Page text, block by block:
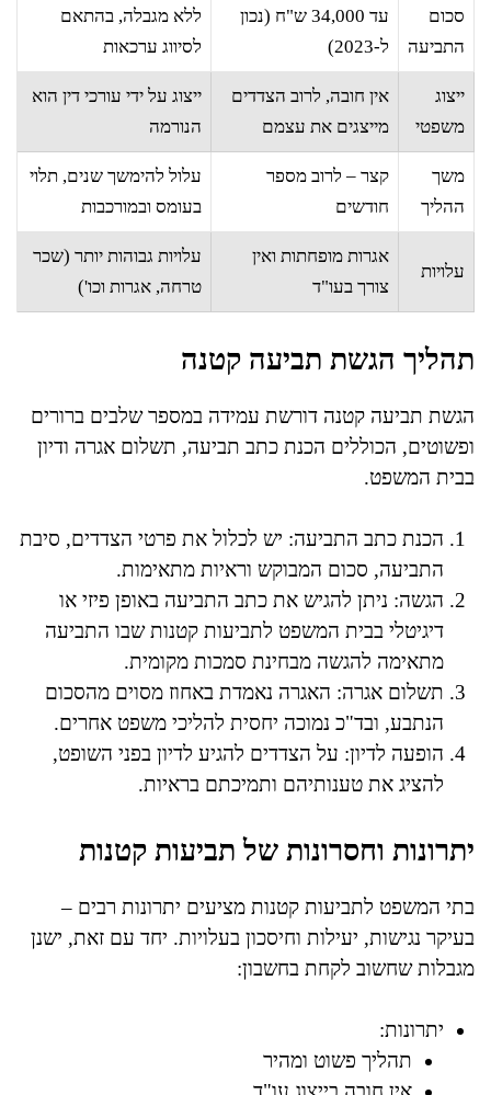
סכום
התביעה
עד 34,000 ש"ח (נכון
ל-2023)
ללא מגבלה, בהתאם
לסיווג ערכאות
ייצוג
משפטי
אין חובה, לרוב הצדדים
מייצגים את עצמם
ייצוג על ידי עורכי דין הוא
הנורמה
משך
ההליך
קצר – לרוב מספר
חודשים
עלול להימשך שנים, תלוי
בעומס ובמורכבות
עלויות
אגרות מופחתות ואין
צורך בעו"ד
עלויות גבוהות יותר (שכר
טרחה, אגרות וכו')
תהליך הגשת תביעה קטנה
הגשת תביעה קטנה דורשת עמידה במספר שלבים ברורים
ופשוטים, הכוללים הכנת כתב תביעה, תשלום אגרה ודיון
בבית המשפט.
הכנת כתב התביעה: יש לכלול את פרטי הצדדים, סיבת
התביעה, סכום המבוקש וראיות מתאימות.
הגשה: ניתן להגיש את כתב התביעה באופן פיזי או
דיגיטלי בבית המשפט לתביעות קטנות שבו התביעה
מתאימה להגשה מבחינת סמכות מקומית.
תשלום אגרה: האגרה נאמדת באחוז מסוים מהסכום
הנתבע, ובד"כ נמוכה יחסית להליכי משפט אחרים.
הופעה לדיון: על הצדדים להגיע לדיון בפני השופט,
להציג את טענותיהם ותמיכתם בראיות.
יתרונות וחסרונות של תביעות קטנות
בתי המשפט לתביעות קטנות מציעים יתרונות רבים –
בעיקר נגישות, יעילות וחיסכון בעלויות. יחד עם זאת, ישנן
מגבלות שחשוב לקחת בחשבון:
יתרונות:
תהליך פשוט ומהיר